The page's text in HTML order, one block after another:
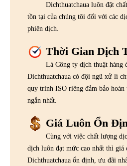
Dichthuatchaua luôn đặt
tồn tại của chúng tôi đối với các
phiên dịch.
Thời Gian Dịch
Là Công ty dịch thuật hàng
Dichthuatchaua có đội ngũ xử lí
quy trình ISO riêng đảm bảo
ngắn nhất.
Giá Luôn Ổn
Cùng với việc chất lượng
dịch luôn đạt mức cao nhất thì giá
Dichthuatchaua ổn định, ưu đãi